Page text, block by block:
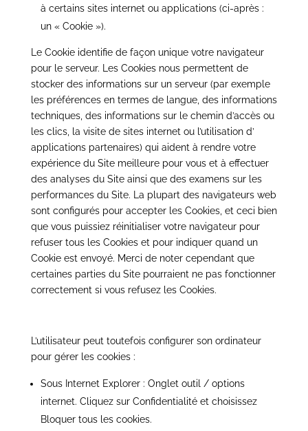
à certains sites internet ou applications (ci-après :
un « Cookie »).
Le Cookie identifie de façon unique votre navigateur
pour le serveur. Les Cookies nous permettent de
stocker des informations sur un serveur (par exemple
les préférences en termes de langue, des informations
techniques, des informations sur le chemin d’accès ou
les clics, la visite de sites internet ou l’utilisation d’
applications partenaires) qui aident à rendre votre
expérience du Site meilleure pour vous et à effectuer
des analyses du Site ainsi que des examens sur les
performances du Site. La plupart des navigateurs web
sont configurés pour accepter les Cookies, et ceci bien
que vous puissiez réinitialiser votre navigateur pour
refuser tous les Cookies et pour indiquer quand un
Cookie est envoyé. Merci de noter cependant que
certaines parties du Site pourraient ne pas fonctionner
correctement si vous refusez les Cookies.
L’utilisateur peut toutefois configurer son ordinateur
pour gérer les cookies :
Sous Internet Explorer : Onglet outil / options
internet. Cliquez sur Confidentialité et choisissez
Bloquer tous les cookies.